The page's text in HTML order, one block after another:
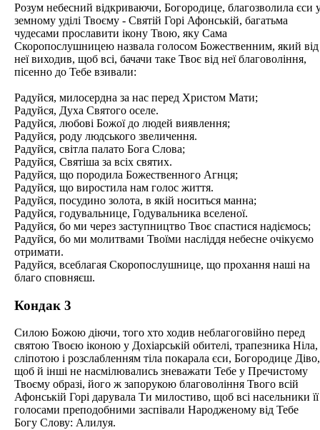
Розум небесний відкриваючи, Богородице, благозволила єси
земному уділі Твоєму - Святій Горі Афонській, багатьма
чудесами прославити ікону Твою, яку Сама
Скоропослушницею назвала голосом Божественним, який від
неї виходив, щоб всі, бачачи таке Твоє від неї благовоління,
пісенно до Тебе взивали:
Радуйся, милосердна за нас перед Христом Мати;
Радуйся, Духа Святого оселе.
Радуйся, любові Божої до людей виявлення;
Радуйся, роду людського звеличення.
Радуйся, світла палато Бога Слова;
Радуйся, Святіша за всіх святих.
Радуйся, що породила Божественного Агнця;
Радуйся, що виростила нам голос життя.
Радуйся, посудино золота, в якій носиться манна;
Радуйся, годувальнице, Годувальника вселеної.
Радуйся, бо ми через заступництво Твоє спастися надіємось;
Радуйся, бо ми молитвами Твоїми насліддя небесне очікуємо
отримати.
Радуйся, всеблагая Скоропослушнице, що прохання наші на
благо сповняєш.
Кондак 3
Силою Божою діючи, того хто ходив неблагоговійно перед
святою Твоєю іконою у Дохіарській обителі, трапезника Ніла,
сліпотою і розслабленням тіла покарала єси, Богородице Діво,
щоб й інші не насмілювались зневажати Тебе у Пречистому
Твоєму образі, його ж запорукою благовоління Твого всій
Афонській Горі дарувала Ти милостиво, щоб всі насельники її
голосами преподобними заспівали Народженому від Тебе
Богу Слову: Алилуя.